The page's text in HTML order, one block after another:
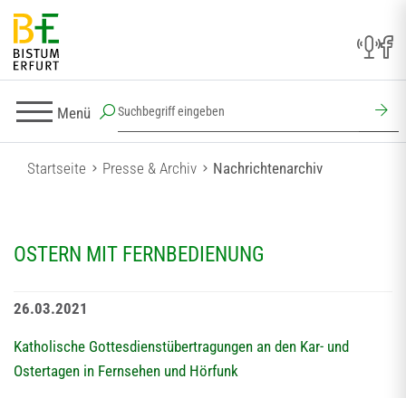
Menü
Startseite Presse & Archiv Nachrichtenarchiv
OSTERN MIT FERNBEDIENUNG
26.03.2021
Katholische Gottesdienstübertragungen an den Kar- und
Ostertagen in Fernsehen und Hörfunk